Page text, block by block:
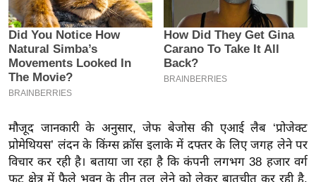
6
क्रा
इ
म
ई
पे
प
र
मौजूद जानकारी के अनुसार, जेफ बेजोस की एआई लैब ‘प्रोजेक्ट
प्रोमेथियस’ लंदन के किंग्स क्रॉस इलाके में दफ्तर के लिए जगह लेने पर
विचार कर रही है। बताया जा रहा है कि कंपनी लगभग 38 हजार वर्ग
फुट क्षेत्र में फैले भवन के तीन तल लेने को लेकर बातचीत कर रही है,